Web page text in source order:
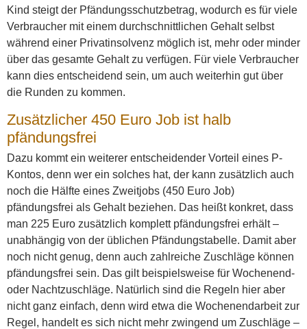
Kind steigt der Pfändungsschutzbetrag, wodurch es für viele
Verbraucher mit einem durchschnittlichen Gehalt selbst
während einer Privatinsolvenz möglich ist, mehr oder minder
über das gesamte Gehalt zu verfügen. Für viele Verbraucher
kann dies entscheidend sein, um auch weiterhin gut über
die Runden zu kommen.
Zusätzlicher 450 Euro Job ist halb
pfändungsfrei
Dazu kommt ein weiterer entscheidender Vorteil eines P-
Kontos, denn wer ein solches hat, der kann zusätzlich auch
noch die Hälfte eines Zweitjobs (450 Euro Job)
pfändungsfrei als Gehalt beziehen. Das heißt konkret, dass
man 225 Euro zusätzlich komplett pfändungsfrei erhält –
unabhängig von der üblichen Pfändungstabelle. Damit aber
noch nicht genug, denn auch zahlreiche Zuschläge können
pfändungsfrei sein. Das gilt beispielsweise für Wochenend-
oder Nachtzuschläge. Natürlich sind die Regeln hier aber
nicht ganz einfach, denn wird etwa die Wochenendarbeit zur
Regel, handelt es sich nicht mehr zwingend um Zuschläge –